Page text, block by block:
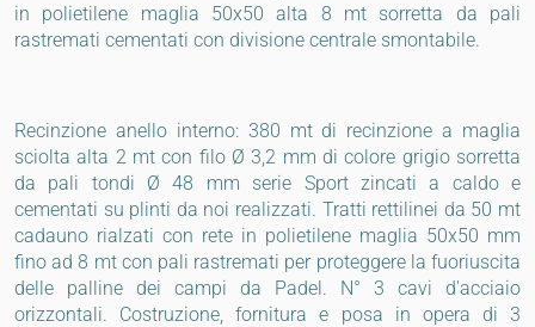
in polietilene maglia 50x50 alta 8 mt sorretta da pali
rastremati cementati con divisione centrale smontabile.
Recinzione anello interno: 380 mt di recinzione a maglia
sciolta alta 2 mt con filo Ø 3,2 mm di colore grigio sorretta
da pali tondi Ø 48 mm serie Sport zincati a caldo e
cementati su plinti da noi realizzati. Tratti rettilinei da 50 mt
cadauno rialzati con rete in polietilene maglia 50x50 mm
fino ad 8 mt con pali rastremati per proteggere la fuoriuscita
delle palline dei campi da Padel. N° 3 cavi d'acciaio
orizzontali. Costruzione, fornitura e posa in opera di 3